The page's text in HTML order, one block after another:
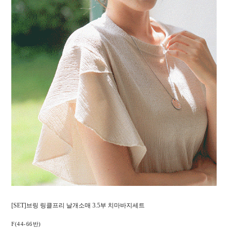
[SET]브링 링클프리 날개소매 3.5부 치마바지세트
F(44-66반)